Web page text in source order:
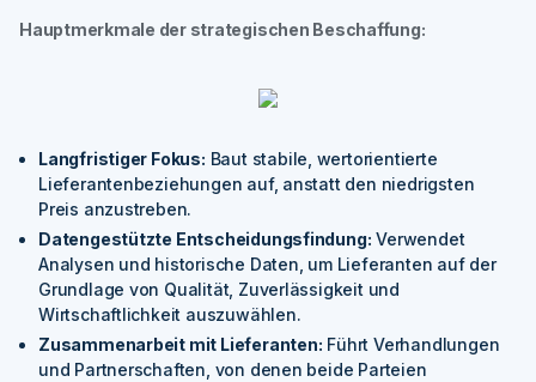
Hauptmerkmale der strategischen Beschaffung:
Langfristiger Fokus: Baut stabile, wertorientierte
Lieferantenbeziehungen auf, anstatt den niedrigsten
Preis anzustreben.
Datengestützte Entscheidungsfindung: Verwendet
Analysen und historische Daten, um Lieferanten auf der
Grundlage von Qualität, Zuverlässigkeit und
Wirtschaftlichkeit auszuwählen.
Zusammenarbeit mit Lieferanten: Führt Verhandlungen
und Partnerschaften, von denen beide Parteien